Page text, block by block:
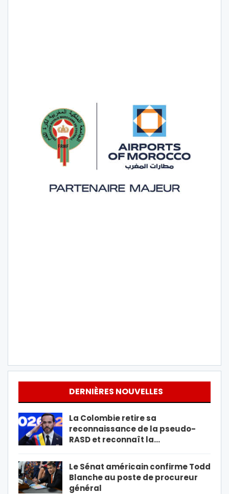
DERNIÈRES NOUVELLES
La Colombie retire sa
reconnaissance de la pseudo-
RASD et reconnaît la…
Le Sénat américain confirme Todd
Blanche au poste de procureur
général